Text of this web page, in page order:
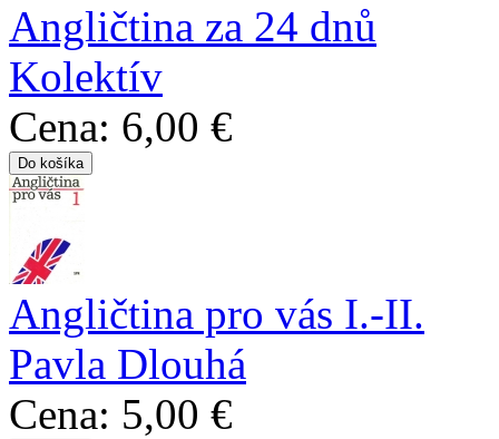
Angličtina za 24 dnů
Kolektív
Cena: 6,00 €
Angličtina pro vás I.-II.
Pavla Dlouhá
Cena: 5,00 €